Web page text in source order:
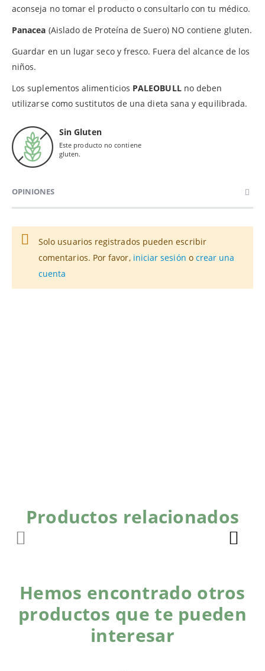
aconseja no tomar el producto o consultarlo con tu médico.
Panacea (Aislado de Proteína de Suero) NO contiene gluten.
Guardar en un lugar seco y fresco. Fuera del alcance de los
niños.
Los suplementos alimenticios PALEOBULL no deben
utilizarse como sustitutos de una dieta sana y equilibrada.
Sin Gluten
Este producto no contiene
gluten.
OPINIONES
Solo usuarios registrados pueden escribir
comentarios. Por favor, iniciar sesión o crear una
cuenta
Productos relacionados
Hemos encontrado otros
productos que te pueden
interesar